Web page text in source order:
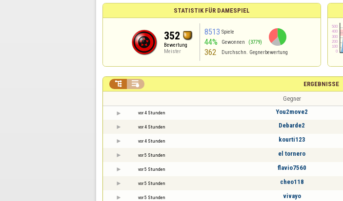
STATISTIK FÜR DAMESPIEL
352
Bewertung
Meister
8513 Spiele
44% Gewonnen (3779)
362 Durchschn. Gegnerbewertung
ERGEBNISSE
 
Gegner
vor 4 Stunden You2move2
vor 4 Stunden Debarde2
vor 4 Stunden kourti123
vor 5 Stunden el tornero
vor 5 Stunden flavio7560
vor 5 Stunden cheo118
vor 5 Stunden vivayo